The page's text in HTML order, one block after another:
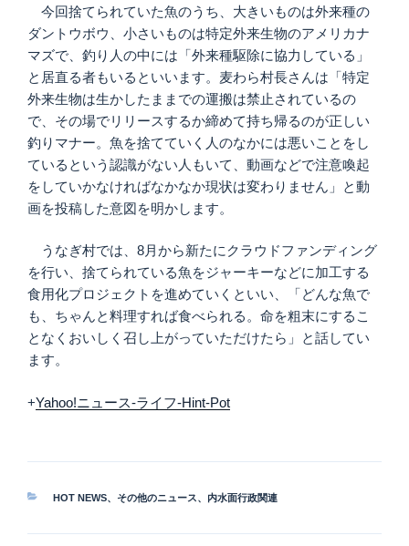
今回捨てられていた魚のうち、大きいものは外来種の
ダントウボウ、小さいものは特定外来生物のアメリカナ
マズで、釣り人の中には「外来種駆除に協力している」
と居直る者もいるといいます。麦わら村長さんは「特定
外来生物は生かしたままでの運搬は禁止されているの
で、その場でリリースするか締めて持ち帰るのが正しい
釣りマナー。魚を捨てていく人のなかには悪いことをし
ているという認識がない人もいて、動画などで注意喚起
をしていかなければなかなか現状は変わりません」と動
画を投稿した意図を明かします。
うなぎ村では、8月から新たにクラウドファンディング
を行い、捨てられている魚をジャーキーなどに加工する
食用化プロジェクトを進めていくといい、「どんな魚で
も、ちゃんと料理すれば食べられる。命を粗末にするこ
となくおいしく召し上がっていただけたら」と話してい
ます。
+Yahoo!ニュース-ライフ-Hint-Pot
カ
HOT NEWS、 その他のニュース、 内水面行政関連